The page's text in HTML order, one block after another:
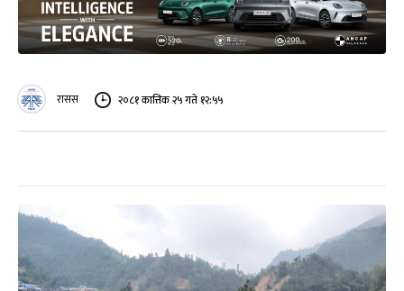
रासस २०८१ कात्तिक २५ गते १२:५५